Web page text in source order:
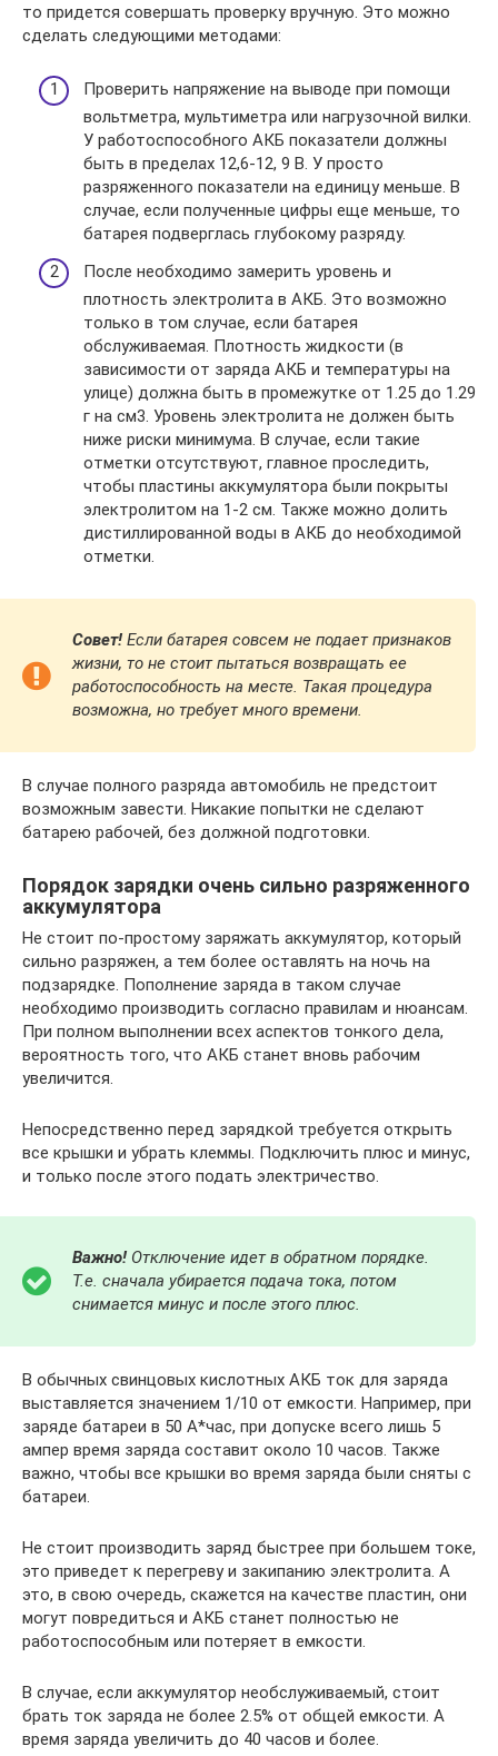
то придется совершать проверку вручную. Это можно
сделать следующими методами:
Проверить напряжение на выводе при помощи
вольтметра, мультиметра или нагрузочной вилки.
У работоспособного АКБ показатели должны
быть в пределах 12,6-12, 9 В. У просто
разряженного показатели на единицу меньше. В
случае, если полученные цифры еще меньше, то
батарея подверглась глубокому разряду.
После необходимо замерить уровень и
плотность электролита в АКБ. Это возможно
только в том случае, если батарея
обслуживаемая. Плотность жидкости (в
зависимости от заряда АКБ и температуры на
улице) должна быть в промежутке от 1.25 до 1.29
г на см3. Уровень электролита не должен быть
ниже риски минимума. В случае, если такие
отметки отсутствуют, главное проследить,
чтобы пластины аккумулятора были покрыты
электролитом на 1-2 см. Также можно долить
дистиллированной воды в АКБ до необходимой
отметки.
Совет! Если батарея совсем не подает признаков
жизни, то не стоит пытаться возвращать ее
работоспособность на месте. Такая процедура
возможна, но требует много времени.
В случае полного разряда автомобиль не предстоит
возможным завести. Никакие попытки не сделают
батарею рабочей, без должной подготовки.
Порядок зарядки очень сильно разряженного
аккумулятора
Не стоит по-простому заряжать аккумулятор, который
сильно разряжен, а тем более оставлять на ночь на
подзарядке. Пополнение заряда в таком случае
необходимо производить согласно правилам и нюансам.
При полном выполнении всех аспектов тонкого дела,
вероятность того, что АКБ станет вновь рабочим
увеличится.
Непосредственно перед зарядкой требуется открыть
все крышки и убрать клеммы. Подключить плюс и минус,
и только после этого подать электричество.
Важно! Отключение идет в обратном порядке.
Т.е. сначала убирается подача тока, потом
снимается минус и после этого плюс.
В обычных свинцовых кислотных АКБ ток для заряда
выставляется значением 1/10 от емкости. Например, при
заряде батареи в 50 А*час, при допуске всего лишь 5
ампер время заряда составит около 10 часов. Также
важно, чтобы все крышки во время заряда были сняты с
батареи.
Не стоит производить заряд быстрее при большем токе,
это приведет к перегреву и закипанию электролита. А
это, в свою очередь, скажется на качестве пластин, они
могут повредиться и АКБ станет полностью не
работоспособным или потеряет в емкости.
В случае, если аккумулятор необслуживаемый, стоит
брать ток заряда не более 2.5% от общей емкости. А
время заряда увеличить до 40 часов и более.